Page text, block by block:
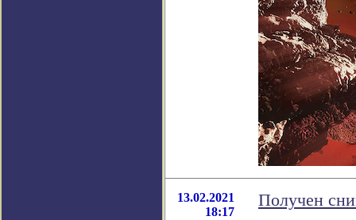
13.02.2021
18:17
Получен